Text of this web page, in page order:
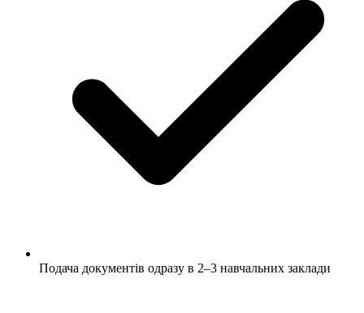
Подача документів одразу в 2–3 навчальних заклади